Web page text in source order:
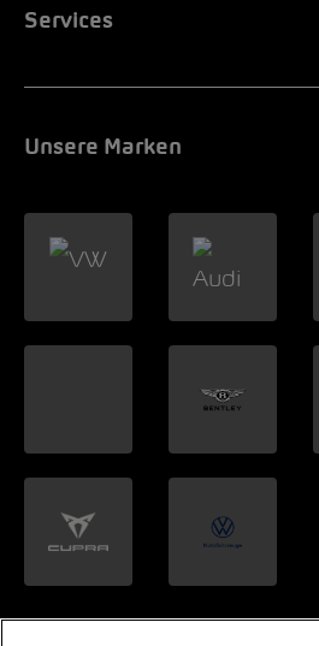
Services
Unsere Marken